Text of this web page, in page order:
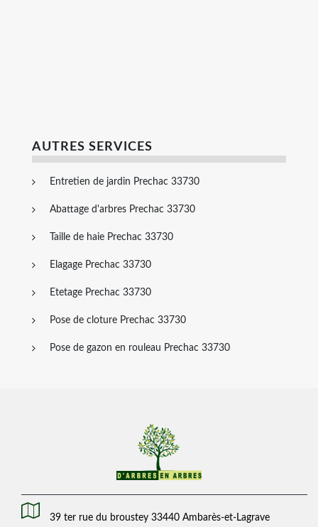
AUTRES SERVICES
Entretien de jardin Prechac 33730
Abattage d'arbres Prechac 33730
Taille de haie Prechac 33730
Elagage Prechac 33730
Etetage Prechac 33730
Pose de cloture Prechac 33730
Pose de gazon en rouleau Prechac 33730
39 ter rue du broustey 33440 Ambarès-et-Lagrave